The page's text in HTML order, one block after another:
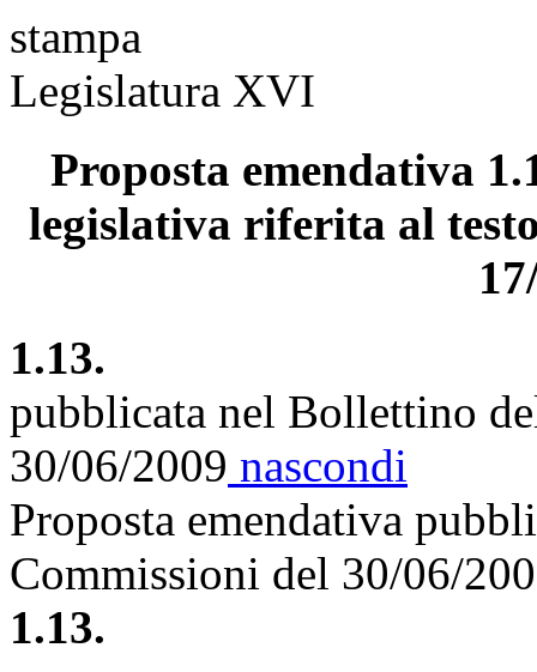
stampa
Legislatura XVI
Proposta emendativa
legislativa riferita al
1.13.
pubblicata nel Bollettino
30/06/2009 nascondi
Proposta emendativa
Commissioni del 30/06/
1.13.